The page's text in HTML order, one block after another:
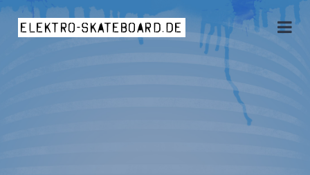
elektro-skateboard.de